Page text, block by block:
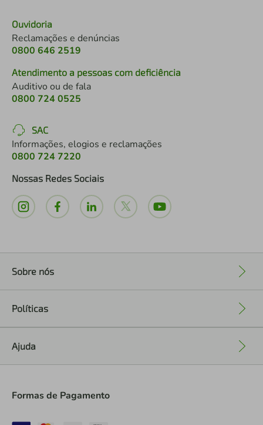
Ouvidoria
Reclamações e denúncias
0800 646 2519
Atendimento a pessoas com deficiência
Auditivo ou de fala
0800 724 0525
SAC
Informações, elogios e reclamações
0800 724 7220
Nossas Redes Sociais
Sobre nós
Políticas
Ajuda
Formas de Pagamento